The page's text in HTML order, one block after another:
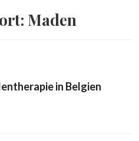
Maden
in Belgien